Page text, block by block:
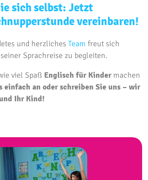
sich selbst: Jetzt
vereinbaren!
und herzliches Team freut sich
Sprachreise zu begleiten.
viel Spaß Englisch für Kindermachen
einfach an oder schreiben Sie uns – wir
Ihr Kind!